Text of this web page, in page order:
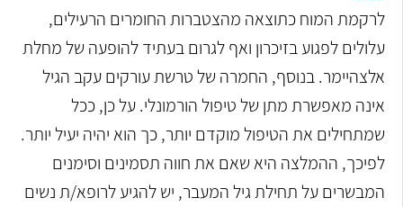
לרקמת המוח כתוצאה מהצטברות החומרים הרעילים,
עלולים לפגוע בזיכרון ואף לגרום בעתיד להופעה של מחלת
אלצהיימר. בנוסף, החמרה של טרשת עורקים עקב הגיל
אינה מאפשרת מתן של טיפול הורמונלי. על כן, ככל
שמתחילים את הטיפול מוקדם יותר, כך הוא יהיה יעיל יותר.
לפיכך, ההמלצה היא שאם את חווה תסמינים וסימנים
המבשרים על תחילת גיל המעבר, יש להגיע לרופא/ת נשים